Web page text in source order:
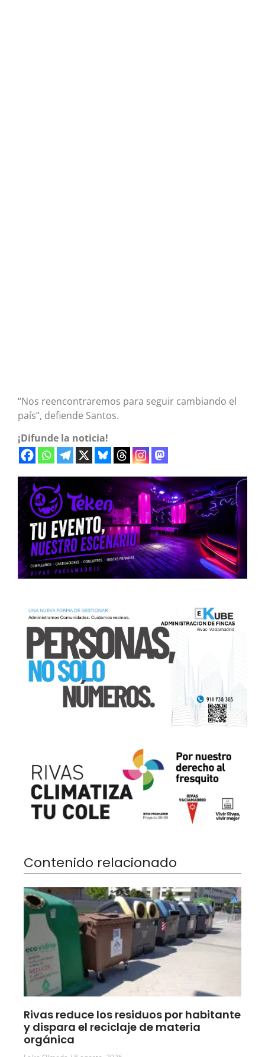
“Nos reencontraremos para seguir cambiando el
país”, defiende Santos.
¡Difunde la noticia!
Contenido relacionado
Rivas reduce los residuos por habitante
y dispara el reciclaje de materia
orgánica